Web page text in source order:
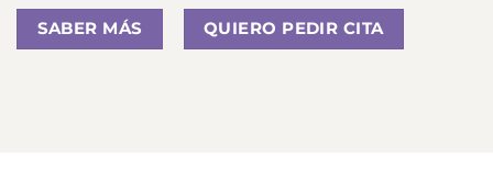
SABER MÁS QUIERO PEDIR CITA